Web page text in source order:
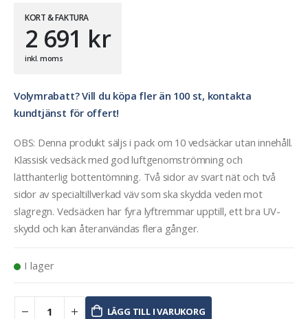
KORT & FAKTURA
2 691 kr
inkl. moms
Volymrabatt? Vill du köpa fler än 100 st, kontakta
kundtjänst för offert!
OBS: Denna produkt säljs i pack om 10 vedsäckar utan innehåll.
Klassisk vedsäck med god luftgenomströmning och
lätthanterlig bottentömning. Två sidor av svart nät och två
sidor av specialtillverkad väv som ska skydda veden mot
slagregn. Vedsäcken har fyra lyftremmar upptill, ett bra UV-
skydd och kan återanvändas flera gånger.
I lager
LÄGG TILL I VARUKORG